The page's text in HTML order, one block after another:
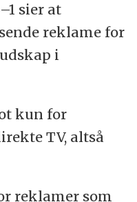
sier at
reklame for
i
kun for
TV, altså
reklamer som